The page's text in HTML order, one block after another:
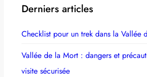
Derniers articles
Checklist pour un trek dans la Vallée
Vallée de la Mort : dangers et
visite sécurisée